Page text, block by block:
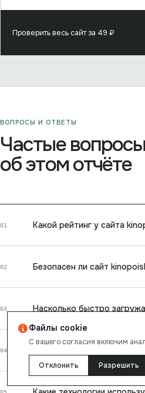
Проверить весь сайт за 49 ₽
ВОПРОСЫ И ОТВЕТЫ
Частые вопросы
об этом отчёте
01 Какой рейтинг у сайта
02 Безопасен ли сайт
03 Насколько быстро
04
Оптимизирован ли
систем?
Файлы cookie
С вашего согласия включим
Отклонить Разрешить